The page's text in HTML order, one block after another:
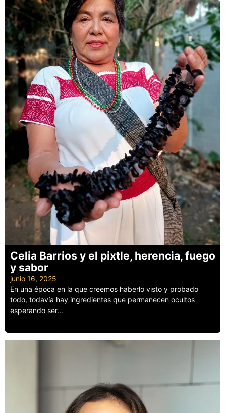
Celia Barrios y el pixtle, herencia, fuego
y sabor
junio 16, 2025
En una época en la que creemos haberlo visto y probado
todo, todavía hay ingredientes que permanecen ocultos
esperando ser...